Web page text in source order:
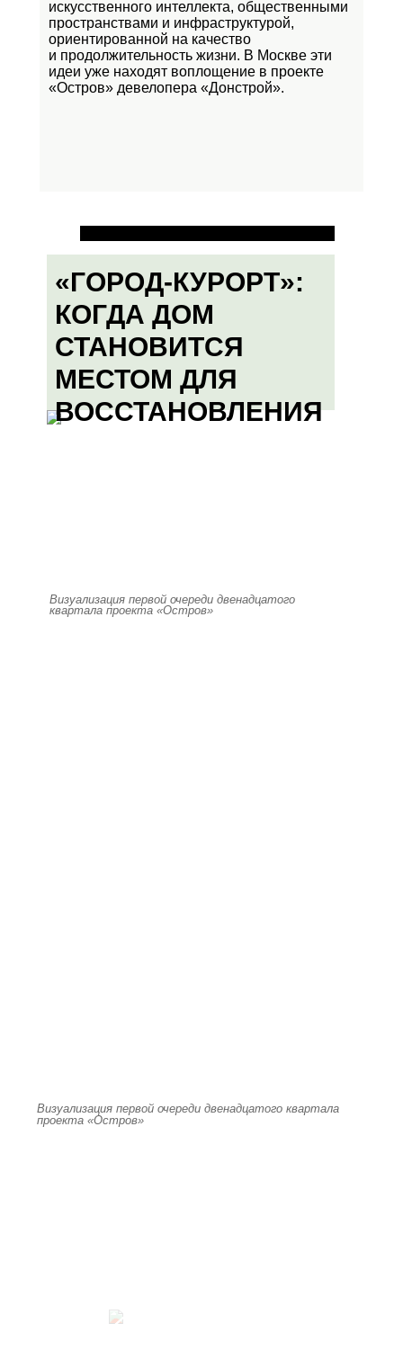
искусственного интеллекта, общественными
пространствами и инфраструктурой,
ориентированной на качество
и продолжительность жизни. В Москве эти
идеи уже находят воплощение в проекте
«Остров» девелопера «Донстрой».
«ГОРОД-КУРОРТ»:
КОГДА ДОМ
СТАНОВИТСЯ
МЕСТОМ ДЛЯ
ВОССТАНОВЛЕНИЯ
Визуализация первой очереди двенадцатого
квартала проекта «Остров»
Визуализация первой очереди двенадцатого квартала
проекта «Остров»